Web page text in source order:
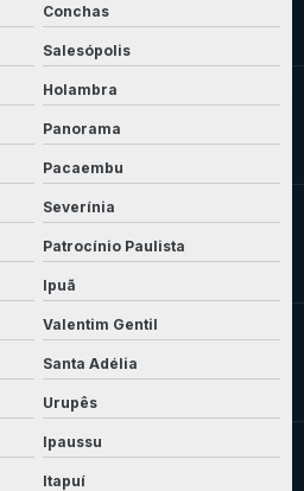
Conchas
Salesópolis
Holambra
Panorama
Pacaembu
Severínia
Patrocínio Paulista
Ipuã
Valentim Gentil
Santa Adélia
Urupês
Ipaussu
Itapuí